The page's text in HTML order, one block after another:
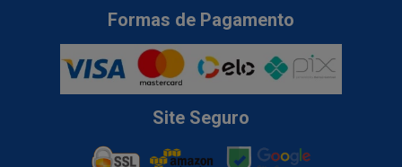
Formas de Pagamento
Site Seguro